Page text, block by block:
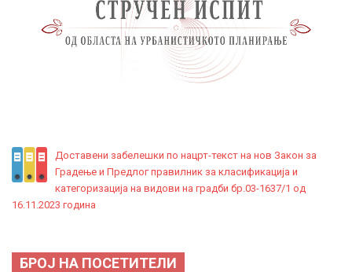
Доставени забелешки по нацрт-текст на нов Закон за
Градење и Предлог правилник за класификација и
категоризација на видови на градби бр.03-1637/1 од
16.11.2023 година
БРОЈ НА ПОСЕТИТЕЛИ